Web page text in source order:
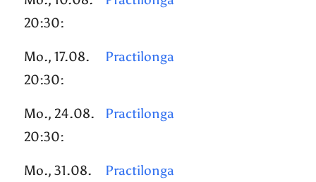
20:30:
Mo., 17.08.
20:30:
Practilonga
Mo., 24.08.
20:30:
Practilonga
Mo., 31.08.
Practilonga